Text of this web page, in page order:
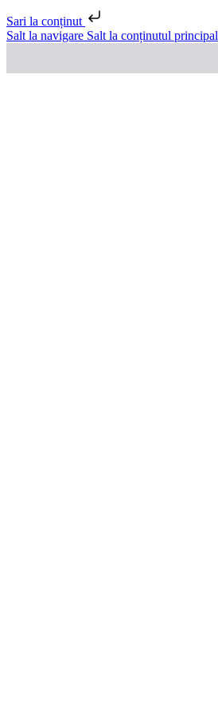
Sari la conținut
Salt la navigare Salt la conținutul principal